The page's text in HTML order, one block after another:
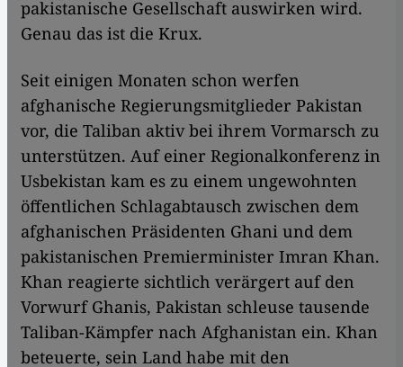
pakistanische Gesellschaft auswirken wird.
Genau das ist die Krux.
Seit einigen Monaten schon werfen
afghanische Regierungsmitglieder Pakistan
vor, die Taliban aktiv bei ihrem Vormarsch zu
unterstützen. Auf einer Regionalkonferenz in
Usbekistan kam es zu einem ungewohnten
öffentlichen Schlagabtausch zwischen dem
afghanischen Präsidenten Ghani und dem
pakistanischen Premierminister Imran Khan.
Khan reagierte sichtlich verärgert auf den
Vorwurf Ghanis, Pakistan schleuse tausende
Taliban-Kämpfer nach Afghanistan ein. Khan
beteuerte, sein Land habe mit den